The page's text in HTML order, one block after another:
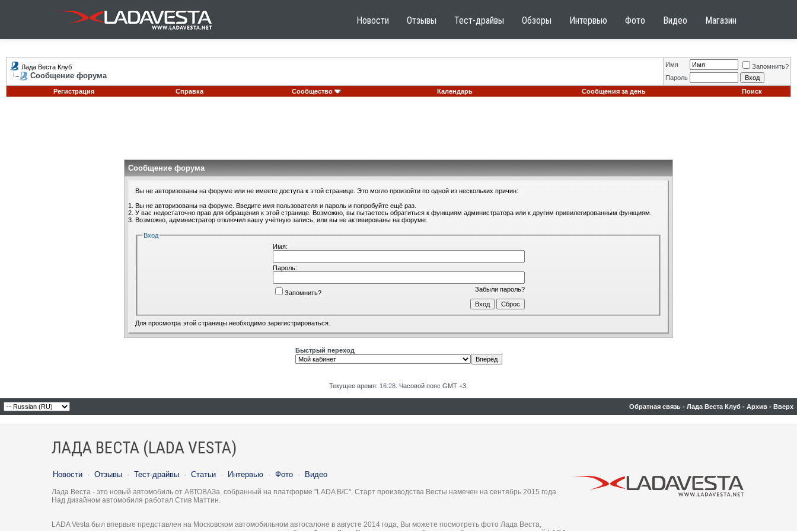
Новости Отзывы Тест-драйвы Обзоры Интервью Фото Видео Магазин
Лада Веста Клуб
Сообщение форума
Имя
Запомнить?
Пароль
Регистрация
Справка Сообщество Календарь Сообщения за день Поиск
Сообщение форума
Вы не авторизованы на форуме или не имеете доступа к этой странице. Это могло произойти по одной из нескольких причин:
Вы не авторизованы на форуме. Введите имя пользователя и пароль и попробуйте ещё раз.
У вас недостаточно прав для обращения к этой странице. Возможно, вы пытаетесь обратиться к функциям администратора или к другим привилегированным функциям.
Возможно, администратор отключил вашу учётную запись, или вы не активированы на форуме.
Вход
Имя:
Пароль:
Забыли пароль?
Запомнить?
Для просмотра этой страницы необходимо зарегистрироваться
Быстрый переход
Текущее время: 16:28 . Часовой пояс GMT +3.
Обратная связь - Лада Веста Клуб - Архив - Вверх
ЛАДА ВЕСТА (LADA VESTA)
Новости · Отзывы · Тест-драйвы · Статьи · Интервью · Фото · Видео
Лада Веста - это новый автомобиль от АВТОВАЗа, собранный на платформе "LADA B/C". Старт производства Весты намечен на сентябрь 2015 года.
Над дизайном автомобиля работал Стив Маттин.
LADA Vesta был впервые представлен на Московском автомобильном автосалоне в августе 2014 года, Вы можете посмотреть фото Лада Веста,